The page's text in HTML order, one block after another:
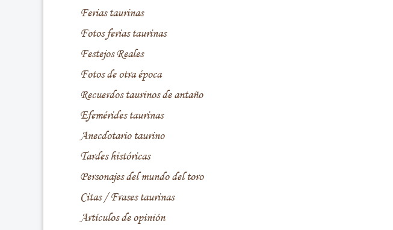
Ferias taurinas
Fotos ferias taurinas
Festejos Reales
Fotos de otra época
Recuerdos taurinos de antaño
Efemérides taurinas
Anecdotario taurino
Tardes históricas
Personajes del mundo del toro
Citas / Frases taurinas
Artículos de opinión